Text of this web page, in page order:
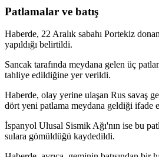
Patlamalar ve batış
Haberde, 22 Aralık sabahı Portekiz
yapıldığı belirtildi.
Sancak tarafında meydana gelen üç
tahliye edildiğine yer verildi.
Haberde, olay yerine ulaşan Rus savaş
dört yeni patlama meydana geldiği ifade
İspanyol Ulusal Sismik Ağı'nın ise bu
sulara gömüldüğü kaydedildi.